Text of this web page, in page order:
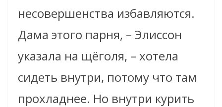
несовершенства избавляются.
Дама этого парня, – Элиссон
указала на щёголя, – хотела
сидеть внутри, потому что там
прохладнее. Но внутри курить